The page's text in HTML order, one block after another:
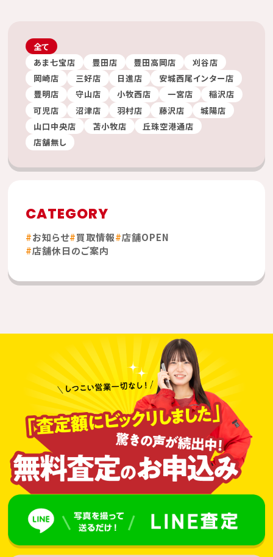
全て
あま七宝店
豊田店 豊田高岡店
刈谷店
岡崎店
三好店 日進店
安城西尾インター店
豊明店
守山店 小牧西店 一宮店
稲沢店
可児店
沼津店 羽村店 藤沢店
城陽店
山口中央店
苫小牧店
丘珠空港通店
店舗無し
CATEGORY
お知らせ 買取情報 店舗OPEN
店舗休日のご案内